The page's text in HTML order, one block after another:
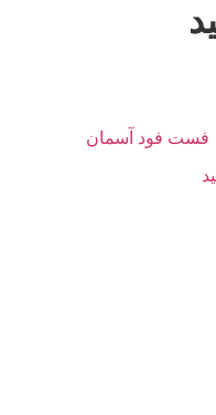
فست فود آسمان